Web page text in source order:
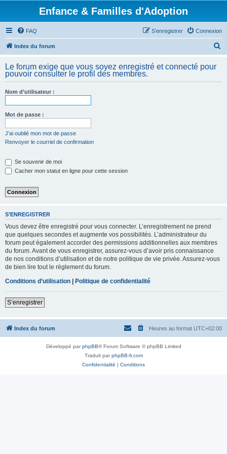
Enfance & Familles d'Adoption
FAQ Connexion
S’enregistrer
Index du forum
h
Le forum exige que vous soyez enregistré et connecté pour
pouvoir consulter le profil des membres.
Nom d’utilisateur :
Mot de passe :
J’ai oublié mon mot de passe
Renvoyer le courriel de confirmation
Se souvenir de moi
Cacher mon statut en ligne pour cette session
S’ENREGISTRER
Vous devez être enregistré pour vous connecter. L’enregistrement ne prend
que quelques secondes et augmente vos possibilités. L’administrateur du
forum peut également accorder des permissions additionnelles aux membres
du forum. Avant de vous enregistrer, assurez-vous d’avoir pris connaissance
de nos conditions d’utilisation et de notre politique de vie privée. Assurez-vous
de bien lire tout le règlement du forum.
Conditions d’utilisation | Politique de confidentialité
S’enregistrer
Index du forum Heures au format UTC+02:00
Développé parphpBB® Forum Software © phpBB Limited
Traduit parphpBB-fr.com
Confidentialité | Conditions